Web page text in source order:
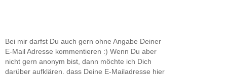
Bei mir darfst Du auch gern ohne Angabe Deiner
E-Mail Adresse kommentieren :) Wenn Du aber
nicht gern anonym bist, dann möchte ich Dich
darüber aufklären, dass Deine E-Mailadresse hier